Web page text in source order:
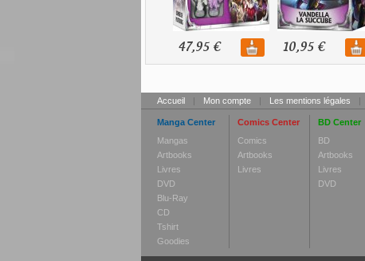
47,95 € 10,95 €
Accueil | Mon compte | Les mentions légales |
Manga Center
Mangas
Artbooks
Livres
DVD
Blu-Ray
CD
Tshirt
Goodies
Comics Center
Comics
Artbooks
Livres
BD Center
BD
Artbooks
Livres
DVD